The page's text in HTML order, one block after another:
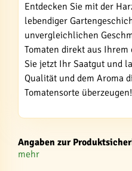
Entdecken Sie mit der
lebendiger
unvergleichlichen
Tomaten direkt aus
Sie jetzt Ihr Saatgut und
Qualität und dem Aroma
Tomatensorte überzeugen!
Angaben zur
mehr